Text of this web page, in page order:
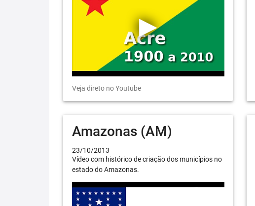
Veja direto no Youtube
Amazonas (AM)
23/10/2013
Vídeo com histórico de criação dos municípios no
estado do Amazonas.